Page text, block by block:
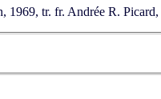
1969, tr. fr. Andrée R.